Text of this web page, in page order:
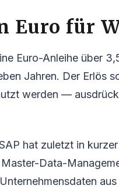
Euro für
Euro-Anleihe über
Jahren. Der Erlös
werden —
hat zuletzt in
Data-